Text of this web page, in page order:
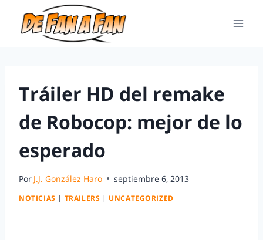
Tráiler HD del remake
de Robocop: mejor de lo
esperado
Por J.J. González Haro septiembre 6, 2013
NOTICIAS | TRAILERS | UNCATEGORIZED